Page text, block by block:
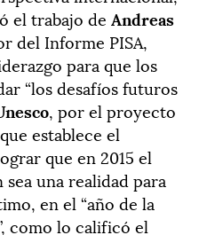
el trabajo de Andreas
del Informe PISA,
para que los
“los desafíos futuros
, por el proyecto
establece el
que en 2015 el
una realidad para
en el “año de la
como lo calificó el